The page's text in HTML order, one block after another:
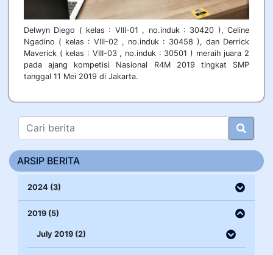
Delwyn Diego ( kelas : VIII-01 , no.induk : 30420 ), Celine
Ngadino ( kelas : VIII-02 , no.induk : 30458 ), dan Derrick
Maverick ( kelas : VIII-03 , no.induk : 30501 ) meraih juara 2
pada ajang kompetisi Nasional R4M 2019 tingkat SMP
tanggal 11 Mei 2019 di Jakarta.
ARSIP BERITA
2024 (3)
2019 (5)
July 2019 (2)